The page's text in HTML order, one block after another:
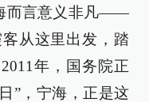
而言意义非凡——
从这里出发，踏
年，国务院正
”，宁海，正是这